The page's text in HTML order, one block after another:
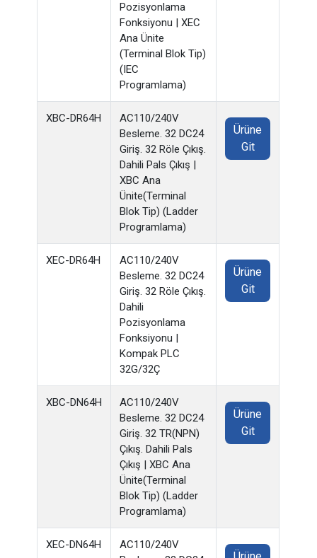
Pozisyonlama
Fonksiyonu | XEC
Ana Ünite
(Terminal Blok Tip)
(IEC
Programlama)
XBC-DR64H
AC110/240V
Besleme. 32 DC24
Giriş. 32 Röle Çıkış.
Dahili Pals Çıkış |
XBC Ana
Ünite(Terminal
Blok Tip) (Ladder
Programlama)
Ürüne
Git
XEC-DR64H
AC110/240V
Besleme. 32 DC24
Giriş. 32 Röle Çıkış.
Dahili
Pozisyonlama
Fonksiyonu |
Kompak PLC
32G/32Ç
Ürüne
Git
XBC-DN64H
AC110/240V
Besleme. 32 DC24
Giriş. 32 TR(NPN)
Çıkış. Dahili Pals
Çıkış | XBC Ana
Ünite(Terminal
Blok Tip) (Ladder
Programlama)
Ürüne
Git
XEC-DN64H
AC110/240V